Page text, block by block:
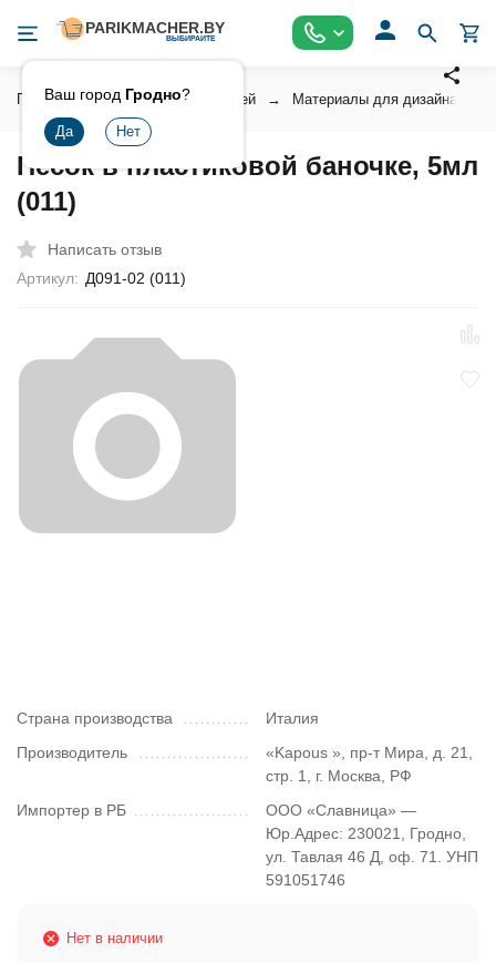
Ваш город Гродно?
Главная Косметика для ногтей Материалы для дизайна
Песок в пластиковой баночке, 5мл
(011)
Написать отзыв
Артикул: Д091-02 (011)
Страна производства
Италия
Производитель
«Kapous », пр-т Мира, д. 21,
стр. 1, г. Москва, РФ
Импортер в РБ
ООО «Славница» —
Юр.Адрес: 230021, Гродно,
ул. Тавлая 46 Д, оф. 71. УНП
591051746
Нет в наличии